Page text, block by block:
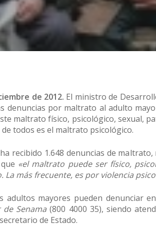
de 2012. El ministro de
denuncias por maltrato al adulto
maltrato físico, psicológico, sexual,
todos es el maltrato psicológico.
recibido 1.648 denuncias de
«el maltrato puede ser físico,
La más frecuente, es por violencia
adultos mayores pueden denunciar
de Senama (800 4000 35), siendo
de Estado.